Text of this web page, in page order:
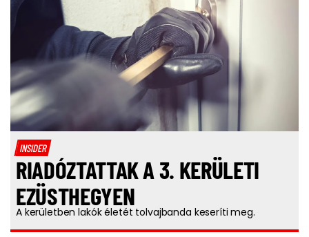
INSIDER
RIADÓZTATTAK A 3. KERÜLETI
EZÜSTHEGYEN
A kerületben lakók életét tolvajbanda keseríti meg.